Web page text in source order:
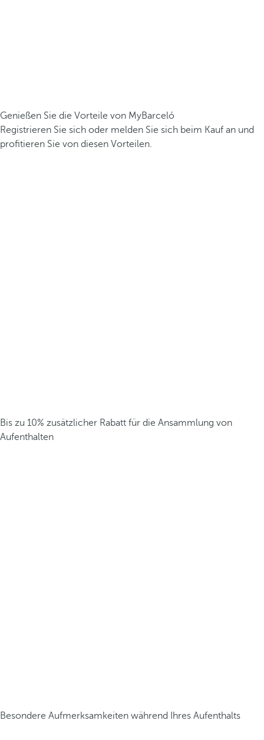
Genießen Sie die Vorteile von MyBarceló
Registrieren Sie sich oder melden Sie sich beim Kauf an und
profitieren Sie von diesen Vorteilen.
Bis zu 10% zusätzlicher Rabatt für die Ansammlung von
Aufenthalten
Besondere Aufmerksamkeiten während Ihres Aufenthalts